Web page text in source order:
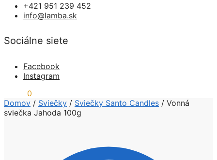
+421 951 239 452
info@lamba.sk
Sociálne siete
Facebook
Instagram
0
Domov / Sviečky / Sviečky Santo Candles / Vonná
sviečka Jahoda 100g